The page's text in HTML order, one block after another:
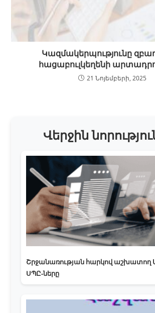
Կազմակերպությունը
հացաբուլկեղենի
21 Նոյեմբերի, 2025
Վերջին
Շրջանառության հարկով աշխատող
ՍՊԸ-ները